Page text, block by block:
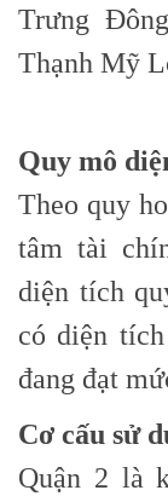
Trưng
Thạnh Mỹ
Quy mô
Theo quy
tâm tài
diện tích
có diện
đang đạt
Cơ cấu sử
Quận 2 là